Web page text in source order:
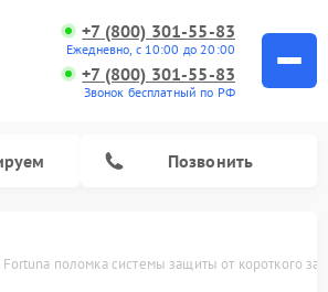
+7 (800) 301-55-83
Ежедневно, с 10:00 до 20:00
+7 (800) 301-55-83
Звонок бесплатный по РФ
Позвонить
поломка системы защиты от короткого